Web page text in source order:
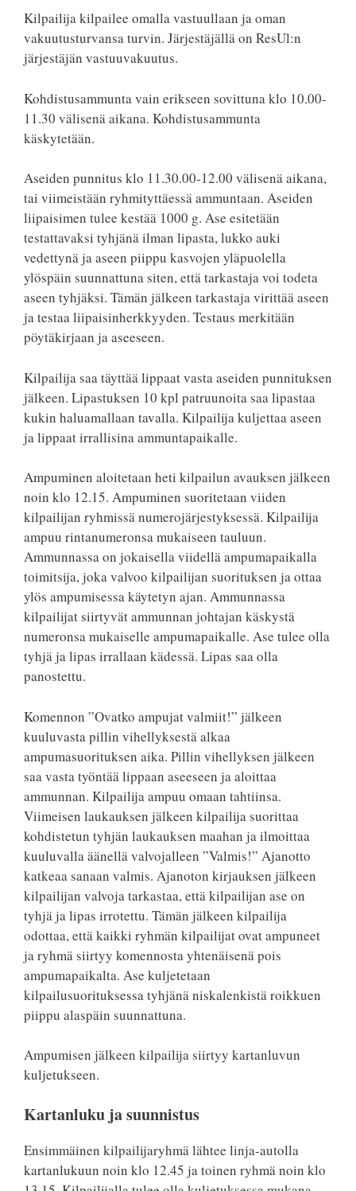
Kilpailija kilpailee omalla vastuullaan ja oman
vakuutusturvansa turvin. Järjestäjällä on ResUl:n
järjestäjän vastuuvakuutus.
Kohdistusammunta vain erikseen sovittuna klo 10.00-
11.30 välisenä aikana. Kohdistusammunta
käskytetään.
Aseiden punnitus klo 11.30.00-12.00 välisenä aikana,
tai viimeistään ryhmityttäessä ammuntaan. Aseiden
liipaisimen tulee kestää 1000 g. Ase esitetään
testattavaksi tyhjänä ilman lipasta, lukko auki
vedettynä ja aseen piippu kasvojen yläpuolella
ylöspäin suunnattuna siten, että tarkastaja voi todeta
aseen tyhjäksi. Tämän jälkeen tarkastaja virittää aseen
ja testaa liipaisinherkkyyden. Testaus merkitään
pöytäkirjaan ja aseeseen.
Kilpailija saa täyttää lippaat vasta aseiden punnituksen
jälkeen. Lipastuksen 10 kpl patruunoita saa lipastaa
kukin haluamallaan tavalla. Kilpailija kuljettaa aseen
ja lippaat irrallisina ammuntapaikalle.
Ampuminen aloitetaan heti kilpailun avauksen jälkeen
noin klo 12.15. Ampuminen suoritetaan viiden
kilpailijan ryhmissä numerojärjestyksessä. Kilpailija
ampuu rintanumeronsa mukaiseen tauluun.
Ammunnassa on jokaisella viidellä ampumapaikalla
toimitsija, joka valvoo kilpailijan suorituksen ja ottaa
ylös ampumisessa käytetyn ajan. Ammunnassa
kilpailijat siirtyvät ammunnan johtajan käskystä
numeronsa mukaiselle ampumapaikalle. Ase tulee olla
tyhjä ja lipas irrallaan kädessä. Lipas saa olla
panostettu.
Komennon ”Ovatko ampujat valmiit!” jälkeen
kuuluvasta pillin vihellyksestä alkaa
ampumasuorituksen aika. Pillin vihellyksen jälkeen
saa vasta työntää lippaan aseeseen ja aloittaa
ammunnan. Kilpailija ampuu omaan tahtiinsa.
Viimeisen laukauksen jälkeen kilpailija suorittaa
kohdistetun tyhjän laukauksen maahan ja ilmoittaa
kuuluvalla äänellä valvojalleen ”Valmis!” Ajanotto
katkeaa sanaan valmis. Ajanoton kirjauksen jälkeen
kilpailijan valvoja tarkastaa, että kilpailijan ase on
tyhjä ja lipas irrotettu. Tämän jälkeen kilpailija
odottaa, että kaikki ryhmän kilpailijat ovat ampuneet
ja ryhmä siirtyy komennosta yhtenäisenä pois
ampumapaikalta. Ase kuljetetaan
kilpailusuorituksessa tyhjänä niskalenkistä roikkuen
piippu alaspäin suunnattuna.
Ampumisen jälkeen kilpailija siirtyy kartanluvun
kuljetukseen.
Kartanluku ja suunnistus
Ensimmäinen kilpailijaryhmä lähtee linja-autolla
kartanlukuun noin klo 12.45 ja toinen ryhmä noin klo